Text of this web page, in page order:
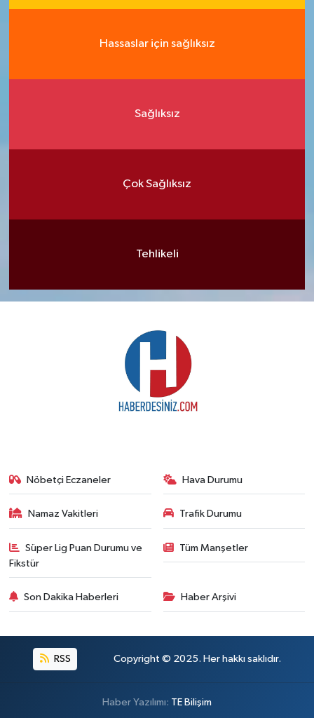
Hassaslar için sağlıksız
Sağlıksız
Çok Sağlıksız
Tehlikeli
Nöbetçi Eczaneler Hava Durumu
Namaz Vakitleri Trafik Durumu
Süper Lig Puan Durumu ve
Fikstür
Tüm Manşetler
Son Dakika Haberleri Haber Arşivi
RSS Copyright © 2025. Her hakkı saklıdır.
Haber Yazılımı: TE Bilişim